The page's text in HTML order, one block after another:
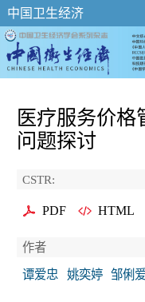
中国卫生经济
医疗服务价格
问题探讨
CSTR:
PDF HTML
作者
谭爱忠
姚奕婷 邹俐